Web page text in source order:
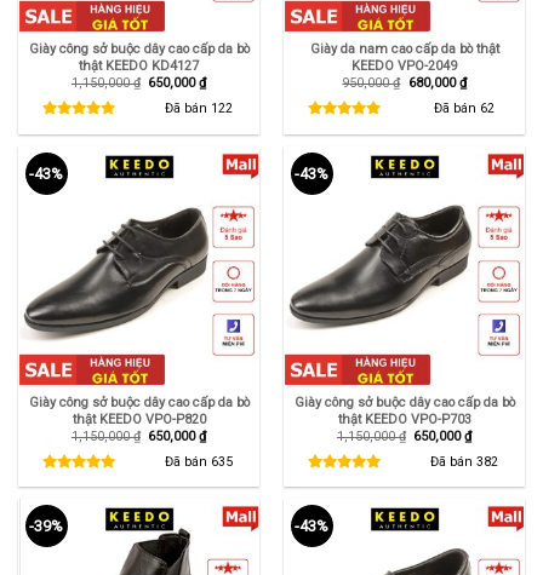
Giày công sở buộc dây cao cấp da bò
thật KEEDO KD4127
1,150,000₫ Giá
650,000₫Giá
hiện
tại
Đã bán 122
Giày da nam cao cấp da bò thật
KEEDO VPO-2049
950,000₫ Giá
680,000₫Giá
hiện
tại
Đã bán 62
-43%
Giày công sở buộc dây cao cấp da bò
thật KEEDO VPO-P820
1,150,000₫ Giá
1,150,000 ₫.
650,000₫Giá
hiện
tại
là:
650,000 ₫.
Đã bán 635
-43%
Giày công sở buộc dây cao cấp da bò
thật KEEDO VPO-P703
1,150,000₫ Giá
1,150,000 ₫.
650,000₫Giá
hiện
tại
là:
650,000 ₫.
Đã bán 382
-39% -43%